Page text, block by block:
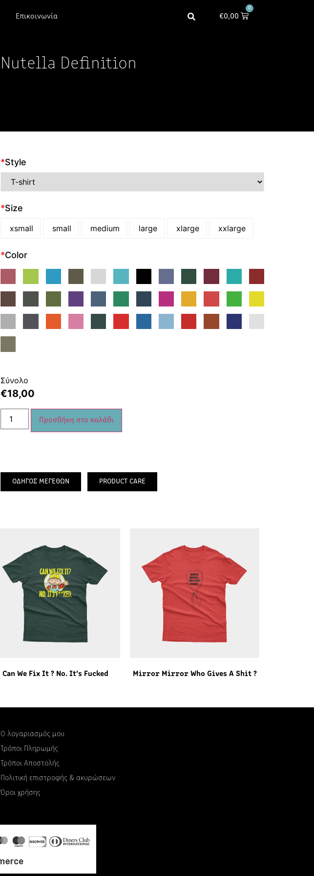
Επικοινωνία €0,00
0
Nutella Definition
*Style
*Size
xsmall small medium large xlarge xxlarge
*Color
Σύνολο
€18,00
Προσθήκη στο καλάθι
ΟΔΗΓΟΣ ΜΕΓΕΘΩΝ PRODUCT CARE
Can We Fix It ? No. It’s Fucked Mirror Mirror Who Gives A Shit ?
Ο λογαριασμός μου
Τρόποι Πληρωμής
Τρόποι Αποστολής
Πολιτική επιστροφής & ακυρώσεων
Όροι χρήσης